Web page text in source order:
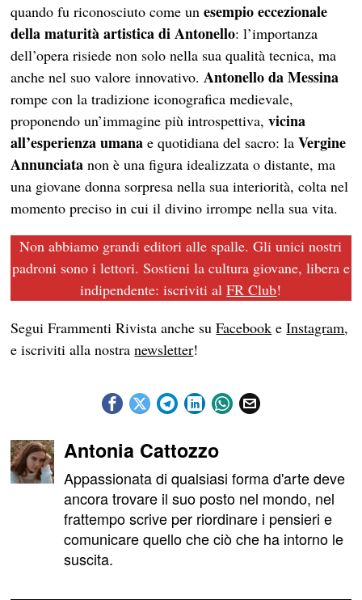
quando fu riconosciuto come unesempio eccezionale
della maturità artistica di Antonello: l’importanza
dell’opera risiede non solo nella sua qualità tecnica, ma
anche nel suo valore innovativo.Antonello da Messina
rompe con la tradizione iconografica medievale,
proponendo un’immagine più introspettiva,vicina
all’esperienza umana e quotidiana del sacro: laVergine
Annunciata non è una figura idealizzata o distante, ma
una giovane donna sorpresa nella sua interiorità, colta nel
momento preciso in cui il divino irrompe nella sua vita.
Non abbiamo grandi editori alle spalle. Gli unici nostri
padroni sono i lettori. Sostieni la cultura giovane, libera e
indipendente: iscriviti alFR Club!
Segui Frammenti Rivista anche suFacebook eInstagram,
e iscriviti alla nostranewsletter!
Antonia Cattozzo
Appassionata di qualsiasi forma d'arte deve
ancora trovare il suo posto nel mondo, nel
frattempo scrive per riordinare i pensieri e
comunicare quello che ciò che ha intorno le
suscita.